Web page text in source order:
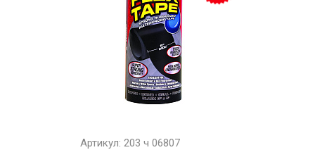
Артикул: 203 ч 06807